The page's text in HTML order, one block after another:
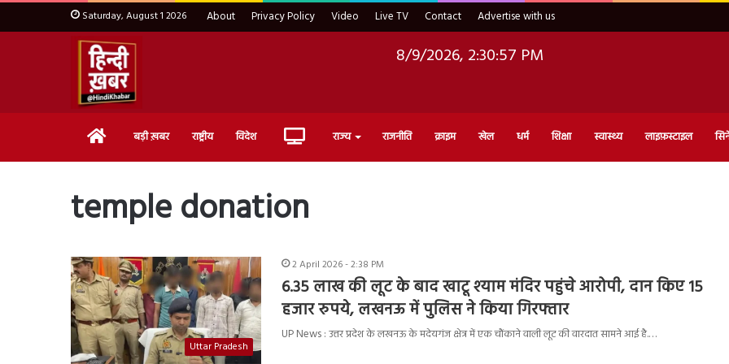
Saturday, August 1 2026 About Privacy Policy Video Live TV Contact Advertise with us
8/9/2026, 2:30:58 PM
Home बड़ी ख़बर राष्ट्रीय विदेश Live राज्य राजनीति क्राइम खेल धर्म शिक्षा स्वास्थ्य लाइफ़स्टाइल
temple donation
Uttar Pradesh
2 April 2026 - 2:38 PM
6.35 लाख की लूट के बाद खाटू श्याम मंदिर पहुंचे आरोपी, दान किए 15
हजार रुपये, लखनऊ में पुलिस ने किया गिरफ्तार
UP News : उत्तर प्रदेश के लखनऊ के मदेयगंज क्षेत्र में एक चौंकाने वाली लूट की वारदात सामने आई है.…